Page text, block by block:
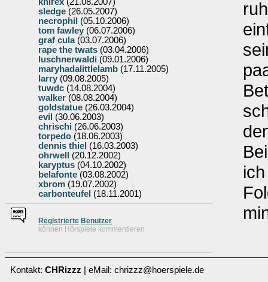
sledge (26.05.2007)
necrophil (05.10.2006)
tom fawley (06.07.2006)
graf cula(03.07.2006)
rape the twats (03.04.2006)
luschnerwaldi (09.01.2006)
maryhadalittlelamb (17.11.2005)
larry (09.08.2005)
tuwdc (14.08.2004)
walker (08.08.2004)
goldstatue (26.03.2004)
evil (30.06.2003)
chrischi (26.06.2003)
torpedo (18.06.2003)
dennis thiel (16.03.2003)
ohrwell
(20.12.2002)
karyptus (04.10.2002)
belafonte (03.08.2002)
xbrom (19.07.2002)
carbonteufel (18.11.2001)
Registrierte Benutzer
können Hörspiele kommentieren
Kontakt: CHRizzz | eMail: chrizzz@hoerspiele.de